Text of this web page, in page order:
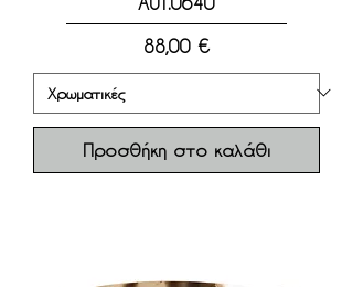
Τιμή
88,00 €
Προσθήκη στο καλάθι